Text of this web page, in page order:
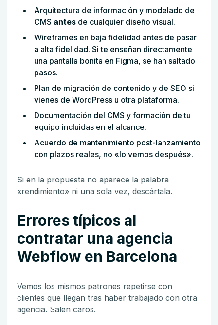
Arquitectura de información y modelado de
CMS antes de cualquier diseño visual.
Wireframes en baja fidelidad antes de pasar
a alta fidelidad. Si te enseñan directamente
una pantalla bonita en Figma, se han saltado
pasos.
Plan de migración de contenido y de SEO si
vienes de WordPress u otra plataforma.
Documentación del CMS y formación de tu
equipo incluidas en el alcance.
Acuerdo de mantenimiento post-lanzamiento
con plazos reales, no «lo vemos después».
Si en la propuesta no aparece la palabra
«rendimiento» ni una sola vez, descártala.
Errores típicos al
contratar una agencia
Webflow en Barcelona
Vemos los mismos patrones repetirse con
clientes que llegan tras haber trabajado con otra
agencia. Salen caros.